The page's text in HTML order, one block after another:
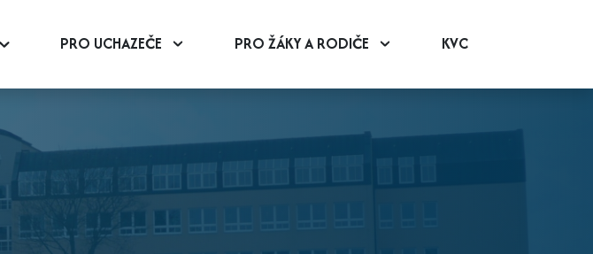
PRO UCHAZEČE PRO ŽÁKY A RODIČE KVC